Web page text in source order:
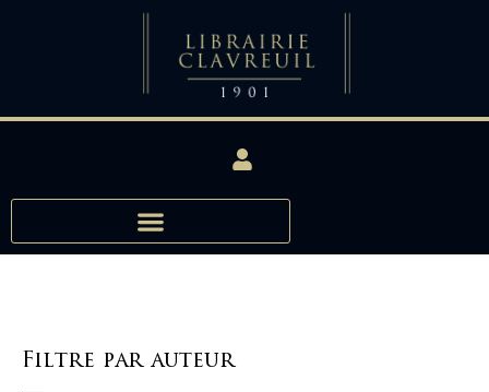
Filtre par auteur